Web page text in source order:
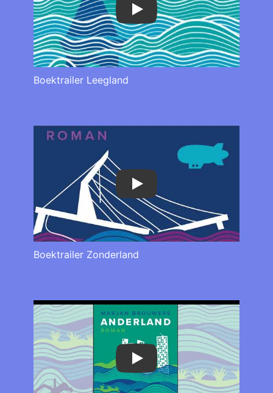
Play
Boektrailer Leegland
Play
Boektrailer Zonderland
Play